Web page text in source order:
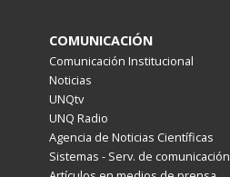
COMUNICACIÓN
Comunicación Institucional
Noticias
UNQtv
UNQ Radio
Agencia de Noticias Científicas
Sistemas - Serv. de comunicación